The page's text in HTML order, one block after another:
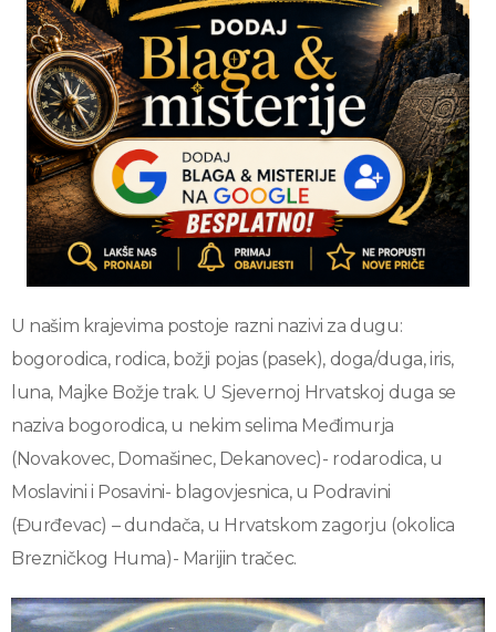
U našim krajevima postoje razni nazivi za dugu:
bogorodica, rodica, božji pojas (pasek), doga/duga, iris,
luna, Majke Božje trak. U Sjevernoj Hrvatskoj duga se
naziva bogorodica, u nekim selima Međimurja
(Novakovec, Domašinec, Dekanovec)- rodarodica, u
Moslavini i Posavini- blagovjesnica, u Podravini
(Đurđevac) – dundača, u Hrvatskom zagorju (okolica
Brezničkog Huma)- Marijin tračec.